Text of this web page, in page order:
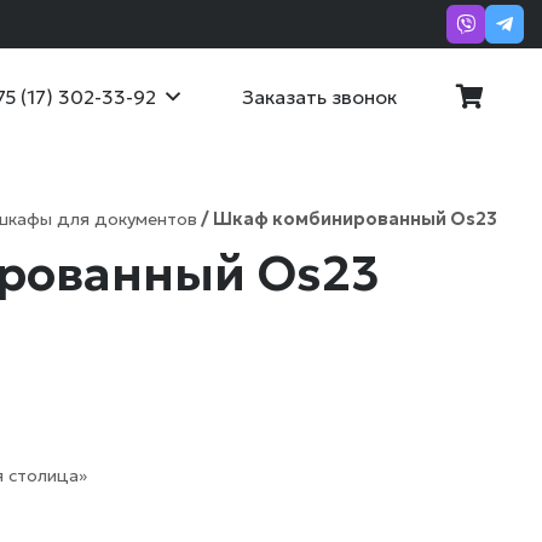
(17) 302-33-92 Заказать звонок
для документов / Шкаф комбинированный Os23
Os23